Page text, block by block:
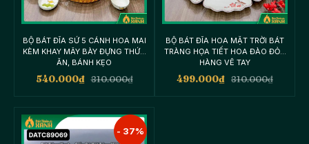
BỘ BÁT ĐĨA SỨ 5 CÁNH HOA MAI
KÈM KHAY MÂY BÀY ĐỰNG THỨC
ĂN, BÁNH KẸO
540.000₫ 810.000₫
BỘ BÁT ĐĨA HOA MẶT TRỜI BÁT
TRÀNG HỌA TIẾT HOA ĐÀO ĐỎ -
HÀNG VẼ TAY
499.000₫ 810.000₫
- 37%